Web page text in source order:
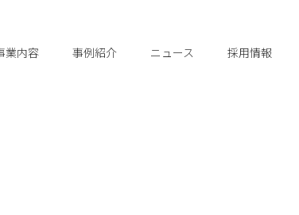
業内容 事例紹介 ニュース 採用情報